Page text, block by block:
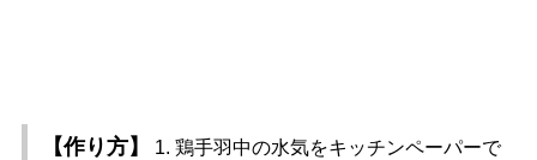
【作り方】 1. 鶏手羽中の水気をキッチンペーパーで